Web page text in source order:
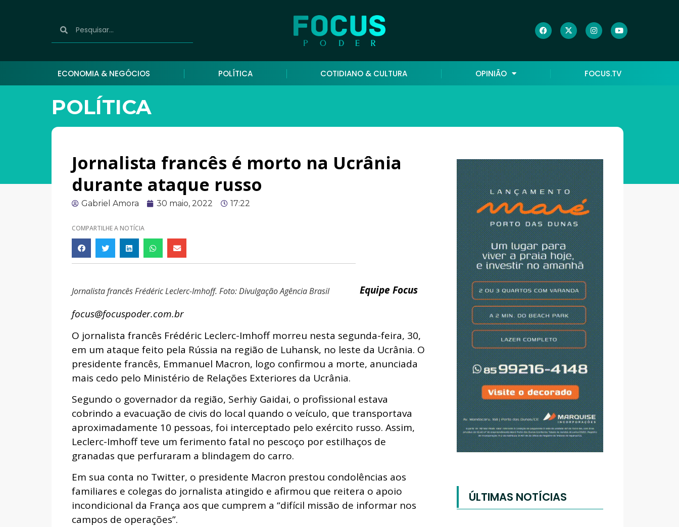
ECONOMIA & NEGÓCIOS POLÍTICA COTIDIANO & CULTURA OPINIÃO FOCUS.TV
POLÍTICA
Jornalista francês é morto na Ucrânia
durante ataque russo
Gabriel Amora 30 maio, 2022 17:22
COMPARTILHE A NOTÍCIA
Jornalista francês Frédéric Leclerc-Imhoff. Foto: Divulgação Agência Brasil
Equipe Focus
focus@focuspoder.com.br
O jornalista francês Frédéric Leclerc-Imhoff morreu nesta segunda-feira, 30,
em um ataque feito pela Rússia na região de Luhansk, no leste da Ucrânia. O
presidente francês, Emmanuel Macron, logo confirmou a morte, anunciada
mais cedo pelo Ministério de Relações Exteriores da Ucrânia.
Segundo o governador da região, Serhiy Gaidai, o profissional estava
cobrindo a evacuação de civis do local quando o veículo, que transportava
aproximadamente 10 pessoas, foi interceptado pelo exército russo. Assim,
Leclerc-Imhoff teve um ferimento fatal no pescoço por estilhaços de
granadas que perfuraram a blindagem do carro.
Em sua conta no Twitter, o presidente Macron prestou condolências aos
familiares e colegas do jornalista atingido e afirmou que reitera o apoio
incondicional da França aos que cumprem a “difícil missão de informar nos
campos de operações”.
ÚLTIMAS NOTÍCIAS